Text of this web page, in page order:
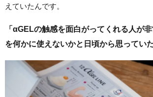
えていたんです。
「αGELの触感を面白がってくれる人が
を何かに使えないかと日頃から思ってい